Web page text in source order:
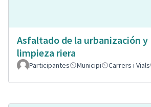
Asfaltado de la urbanización y
limpieza riera
Participantes Municipi Carrers i Vials